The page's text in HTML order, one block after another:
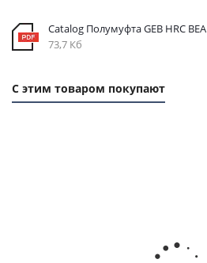
Catalog Полумуфта GEB HRC BEA
73,7 Кб
С этим товаром покупают